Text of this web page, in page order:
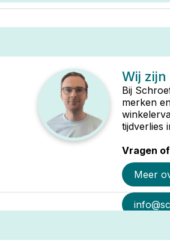
Wij
Bij
merken
tijdverlies
Vragen
Meer